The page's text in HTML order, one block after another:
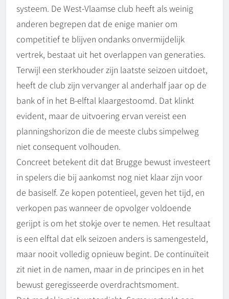
systeem. De West-Vlaamse club heeft als weinig
anderen begrepen dat de enige manier om
competitief te blijven ondanks onvermijdelijk
vertrek, bestaat uit het overlappen van generaties.
Terwijl een sterkhouder zijn laatste seizoen uitdoet,
heeft de club zijn vervanger al anderhalf jaar op de
bank of in het B-elftal klaargestoomd. Dat klinkt
evident, maar de uitvoering ervan vereist een
planningshorizon die de meeste clubs simpelweg
niet consequent volhouden.
Concreet betekent dit dat Brugge bewust investeert
in spelers die bij aankomst nog niet klaar zijn voor
de basiself. Ze kopen potentieel, geven het tijd, en
verkopen pas wanneer de opvolger voldoende
gerijpt is om het stokje over te nemen. Het resultaat
is een elftal dat elk seizoen anders is samengesteld,
maar nooit volledig opnieuw begint. De continuïteit
zit niet in de namen, maar in de principes en in het
bewust geregisseerde overdrachtsmoment.